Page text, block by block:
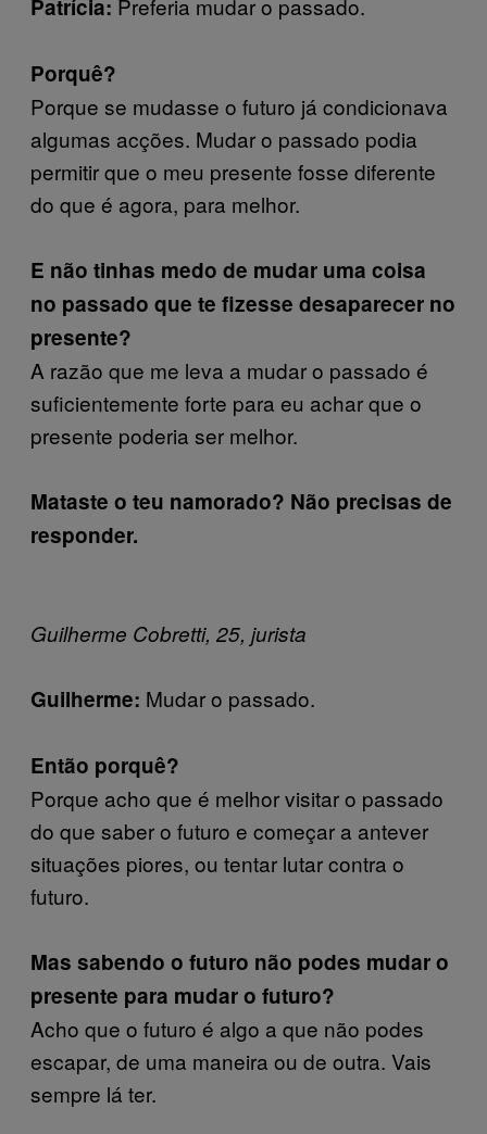
Patrícia:
Porquê?
Porque se mudasse o futuro já condicionava
algumas acções. Mudar o passado podia
permitir que o meu presente fosse diferente
do que é agora, para melhor.
E não tinhas medo de mudar uma coisa
no passado que te fizesse desaparecer no
presente?
A razão que me leva a mudar o passado é
suficientemente forte para eu achar que o
presente poderia ser melhor.
Mataste o teu namorado? Não precisas de
responder.
Guilherme Cobretti, 25, jurista
Guilherme: Mudar o passado.
Então porquê?
Porque acho que é melhor visitar o passado
do que saber o futuro e começar a antever
situações piores, ou tentar lutar contra o
futuro.
Mas sabendo o futuro não podes mudar o
presente para mudar o futuro?
Acho que o futuro é algo a que não podes
escapar, de uma maneira ou de outra. Vais
sempre lá ter.